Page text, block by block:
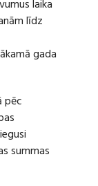
laika
līdz
gada
pēc
summas